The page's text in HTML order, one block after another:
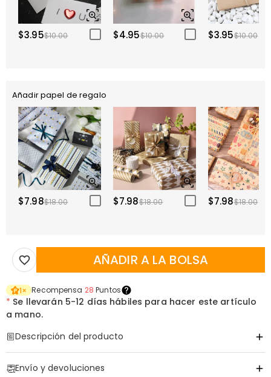
$3.95$10.00 $4.95$10.00 $3.95$10.00
Añadir papel de regalo
$7.98$18.00 $7.98$18.00 $7.98$18.00
AÑADIR A LA BOLSA
1× Recompensa 28 Puntos
* Se llevarán 5-12 días hábiles para hacer este artículo
a mano.
Descripción del producto
Información básica
Envío y devoluciones